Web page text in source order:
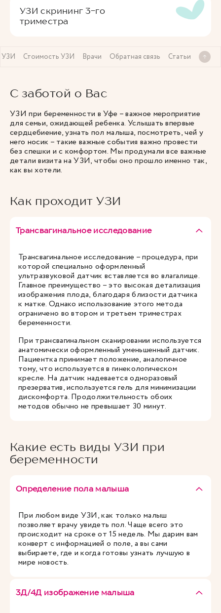
УЗИ скрининг 3-го
триместра
УЗИ Стоимость УЗИ Врачи Обратная связь Статьи
С заботой о Вас
УЗИ при беременности в Уфе – важное мероприятие
для семьи, ожидающей ребенка. Услышать впервые
сердцебиение, узнать пол малыша, посмотреть, чей у
него носик – такие важные события важно провести
без спешки и с комфортом. Мы продумали все важные
детали визита на УЗИ, чтобы оно прошло именно так,
как вы хотели.
Как проходит УЗИ
Трансвагинальное исследование
Трансвагинальное исследование – процедура, при
которой специально оформленный
ультразвуковой датчик вставляется во влагалище.
Главное преимущество – это высокая детализация
изображения плода, благодаря близости датчика
к матке. Однако использование этого метода
ограничено во втором и третьем триместрах
беременности.
При трансвагинальном сканировании используется
анатомически оформленный уменьшенный датчик.
Пациентка принимает положение, аналогичное
тому, что используется в гинекологическом
кресле. На датчик надевается одноразовый
презерватив, используется гель для минимизации
дискомфорта. Продолжительность обоих
методов обычно не превышает 30 минут.
Какие есть виды УЗИ при
беременности
Определение пола малыша
При любом виде УЗИ, как только малыш
позволяет врачу увидеть пол. Чаще всего это
происходит на сроке от 15 недель. Мы дарим вам
конверт с информацией о поле, а вы сами
выбираете, где и когда готовы узнать лучшую в
мире новость.
3Д/4Д изображение малыша